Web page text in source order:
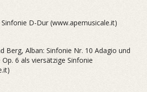
D-Dur (www.apemusicale.it)
Berg, Alban: Sinfonie Nr. 10 Adagio und
6 als viersätzige Sinfonie